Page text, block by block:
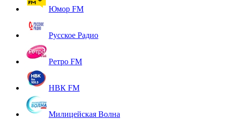
Юмор FM
Русское Радио
Ретро FM
НВК FM
Милицейская Волна